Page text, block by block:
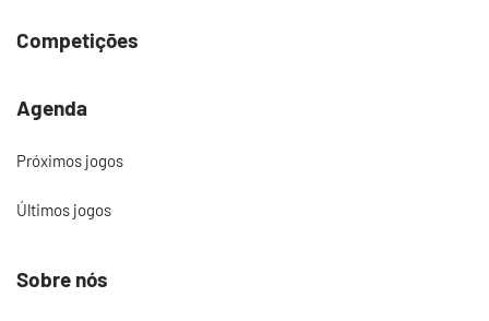
Competições
Agenda
Próximos jogos
Últimos jogos
Sobre nós